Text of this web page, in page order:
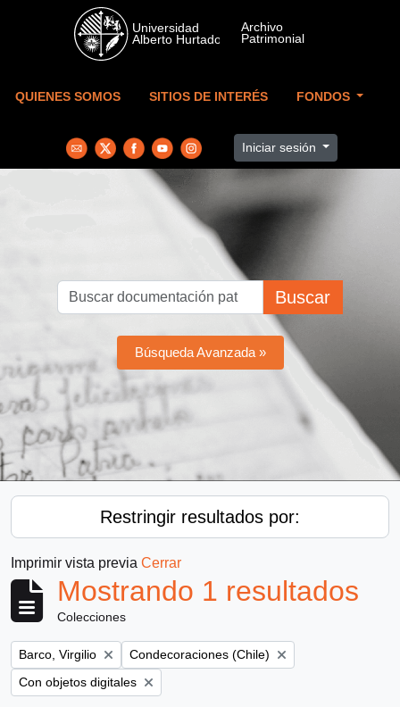
Skip to main content
QUIENES SOMOS SITIOS DE INTERÉS FONDOS
Iniciar sesión
Buscar
Búsqueda Avanzada »
Restringir resultados por:
Imprimir vista previa Cerrar
Mostrando 1 resultados
Colecciones
Remove filter:
Barco, Virgilio Remove filter:
Condecoraciones (Chile)
Remove filter:
Con objetos digitales